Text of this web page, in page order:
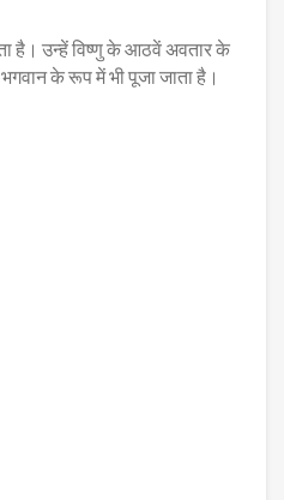
है। उन्हें विष्णु के आठवें अवतार के
के रूप में भी पूजा जाता है।